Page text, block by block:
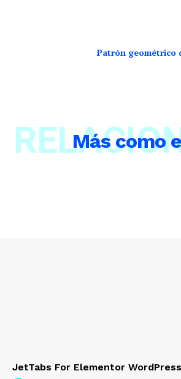
Patrón geométrico
Más como
JetTabs For Elementor